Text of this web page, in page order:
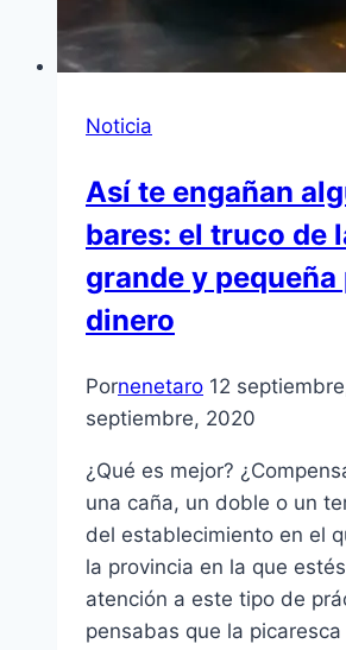
Noticia
Así te engañan
bares: el truco de
grande y pequeña
dinero
Pornenetaro 12
septiembre, 2020
¿Qué es mejor?
una caña, un doble o un
del establecimiento en el
la provincia en la que
atención a este tipo de
pensabas que la